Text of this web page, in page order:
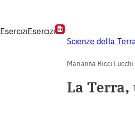
EserciziEsercizi
Scienze della
Marianna Ricci Lucchi
La